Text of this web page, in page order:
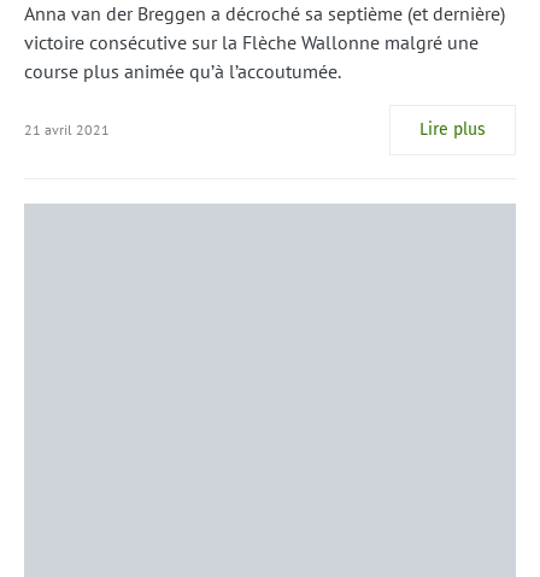
Anna van der Breggen a décroché sa septième (et dernière)
victoire consécutive sur la Flèche Wallonne malgré une
course plus animée qu’à l’accoutumée.
21 avril 2021 Lire plus